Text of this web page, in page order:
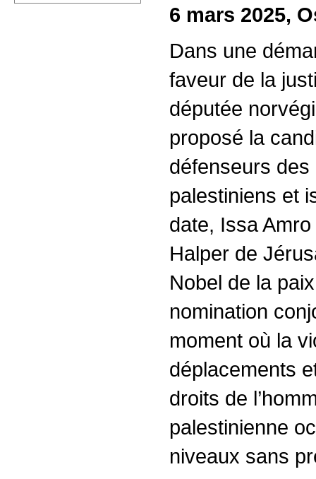
6 mars 2025,
Dans une
faveur de la
députée
proposé la
défenseurs des
palestiniens et
date, Issa Amro
Halper de
Nobel de la
nomination
moment où la
déplacements
droits de
palestinienne
niveaux sans